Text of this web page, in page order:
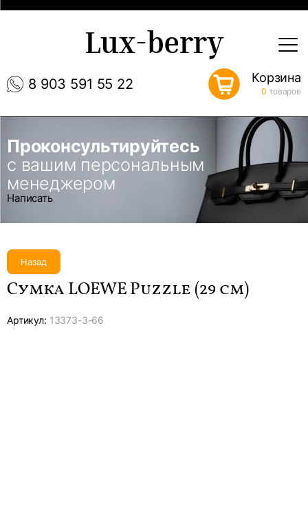
8 903 591 55 22
Lux-berry
Корзина
0 товаров
Проконсультируйтесь
с вашим персональным
менеджером
Написать
Назад
Сумка LOEWE Puzzle (29 см)
Артикул: 13373-3-66